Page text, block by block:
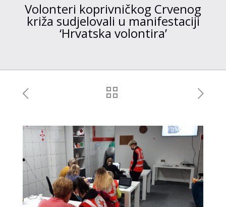
Volonteri koprivničkog Crvenog
križa sudjelovali u manifestaciji
‘Hrvatska volontira’